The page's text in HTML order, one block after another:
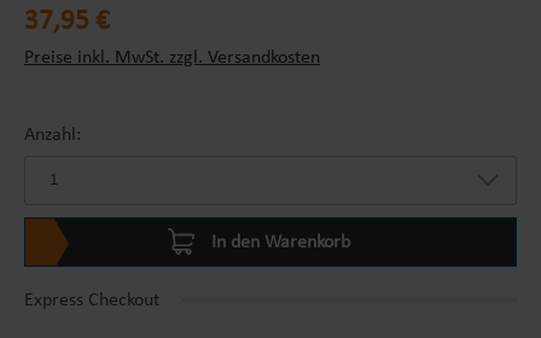
Regulärer Preis:
37,95 €
Preise inkl. MwSt. zzgl. Versandkosten
Anzahl:
In den Warenkorb
Express Checkout